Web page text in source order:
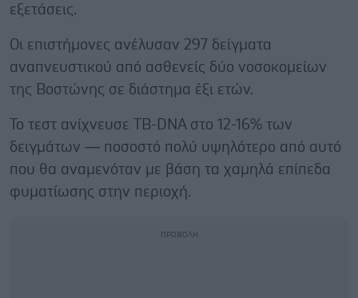
εξετάσεις.
Οι επιστήμονες ανέλυσαν 297 δείγματα
αναπνευστικού από ασθενείς δύο νοσοκομείων
της Βοστώνης σε διάστημα έξι ετών.
Το τεστ ανίχνευσε TB-DNA στο 12-16% των
δειγμάτων — ποσοστό πολύ υψηλότερο από αυτό
που θα αναμενόταν με βάση τα χαμηλά επίπεδα
φυματίωσης στην περιοχή.